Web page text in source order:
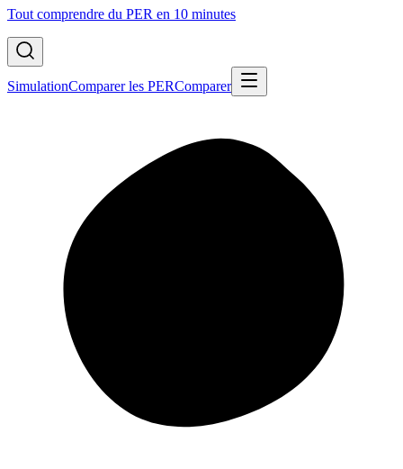
Tout comprendre du PER en 10 minutes
SimulationComparer les PERComparer